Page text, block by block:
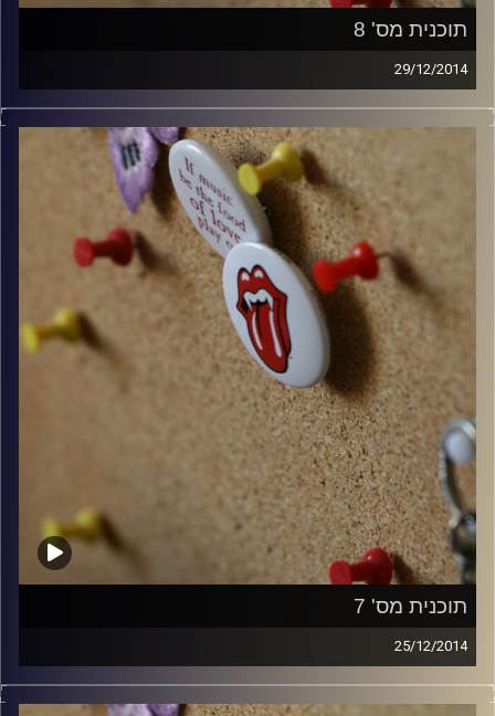
תוכנית מס' 8
29/12/2014
קלאסיקות רוק עם אורן הוף.
włodi
תוכנית מס' 7
25/12/2014
קלאסיקות רוק עם אורן הוף.